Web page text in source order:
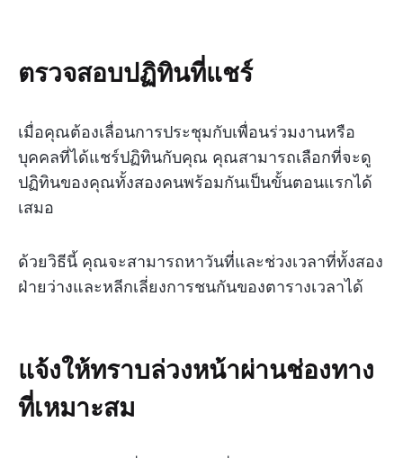
ตรวจสอบปฏิทินที่แชร์
เมื่อคุณต้องเลื่อนการประชุมกับเพื่อนร่วมงานหรือ
บุคคลที่ได้แชร์ปฏิทินกับคุณ คุณสามารถเลือกที่จะดู
ปฏิทินของคุณทั้งสองคนพร้อมกันเป็นขั้นตอนแรกได้
เสมอ
ด้วยวิธีนี้ คุณจะสามารถหาวันที่และช่วงเวลาที่ทั้งสอง
ฝ่ายว่างและหลีกเลี่ยงการชนกันของตารางเวลาได้
แจ้งให้ทราบล่วงหน้าผ่านช่องทาง
ที่เหมาะสม